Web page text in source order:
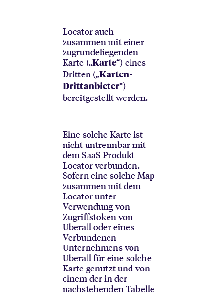
Locator auch
zusammen mit einer
zugrundeliegenden
Karte („ Karte“) eines
Dritten („ Karten-
Drittanbieter“)
bereitgestellt werden.
Eine solche Karte ist
nicht untrennbar mit
dem SaaS Produkt
Locator verbunden.
Sofern eine solche Map
zusammen mit dem
Locator unter
Verwendung von
Zugriffstoken von
Uberall oder eines
Verbundenen
Unternehmens von
Uberall für eine solche
Karte genutzt und von
einem der in der
nachstehenden Tabelle